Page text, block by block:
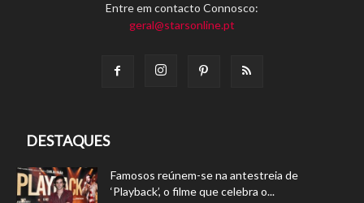
Entre em contacto Connosco:
geral@starsonline.pt
DESTAQUES
Famosos reúnem-se na antestreia de
‘Playback’, o filme que celebra o...